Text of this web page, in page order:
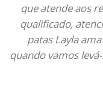
que atende aos
qualificado,
patas Layla
quando vamos